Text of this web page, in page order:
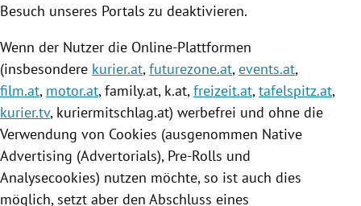
Besuch unseres Portals zu deaktivieren.
Wenn der Nutzer die Online-Plattformen
(insbesondere kurier.at, futurezone.at, events.at,
film.at, motor.at, family.at, k.at, freizeit.at, tafelspitz.at,
kurier.tv, kuriermitschlag.at) werbefrei und ohne die
Verwendung von Cookies (ausgenommen Native
Advertising (Advertorials), Pre-Rolls und
Analysecookies) nutzen möchte, so ist auch dies
möglich, setzt aber den Abschluss eines